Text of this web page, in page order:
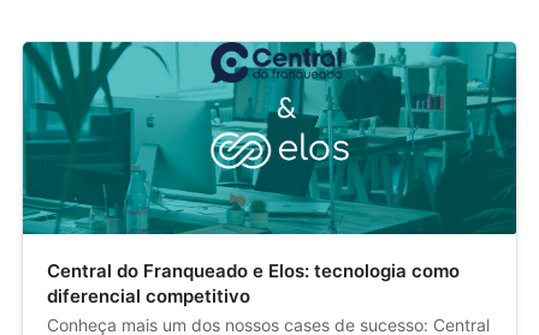
Central do Franqueado e Elos: tecnologia como
diferencial competitivo
Conheça mais um dos nossos cases de sucesso: Central